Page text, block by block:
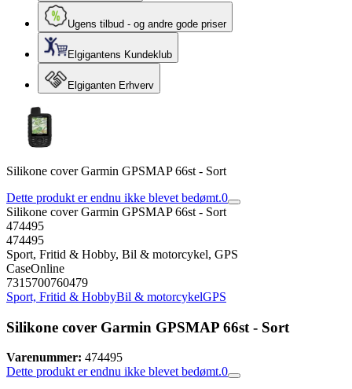
Ugens tilbud - og andre gode priser
Elgigantens Kundeklub
Elgiganten Erhverv
Silikone cover Garmin GPSMAP 66st - Sort
Dette produkt er endnu ikke blevet bedømt.0
Silikone cover Garmin GPSMAP 66st - Sort
474495
474495
Sport, Fritid & Hobby, Bil & motorcykel, GPS
CaseOnline
7315700760479
Sport, Fritid & HobbyBil & motorcykelGPS
Silikone cover Garmin GPSMAP 66st - Sort
Varenummer: 474495
Dette produkt er endnu ikke blevet bedømt.0